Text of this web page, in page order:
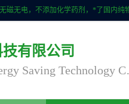
有限公司